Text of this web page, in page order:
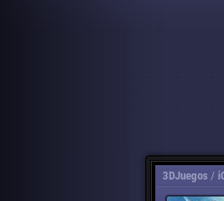
3DJuegos /